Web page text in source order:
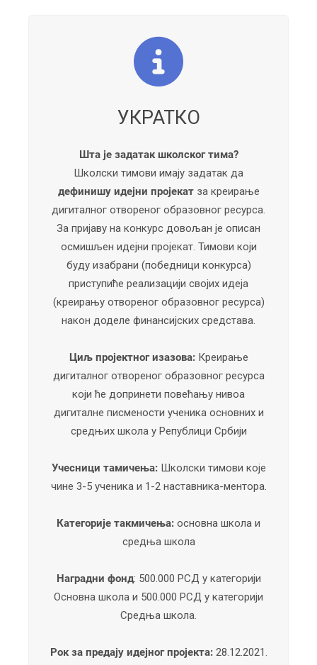
УКРАТКО
Шта је задатак школског тима?
Школски тимови имају задатак да
дефинишу идејни пројекатза креирање
дигиталног отвореног образовног ресурса.
За пријаву на конкурс довољан је описан
осмишљен идејни пројекат. Тимови који
буду изабрани (победници конкурса)
приступиће реализацији својих идеја
(креирању отвореног образовног ресурса)
након доделе финансијских средстава.
Циљ пројектног изазова:Креирање
дигиталног отвореног образовног ресурса
који ће допринети повећању нивоа
дигиталне писмености ученика основних и
средњих школа у Републици Србији
Учесници тамичења:Школски тимови које
чине 3-5 ученика и 1-2 наставника-ментора.
Категорије такмичења: основна школа и
средња школа
Наградни фонд: 500.000 РСД у категорији
Основна школа и 500.000 РСД у категорији
Средња школа.
Рок за предају идејног пројекта: 28.12.2021.